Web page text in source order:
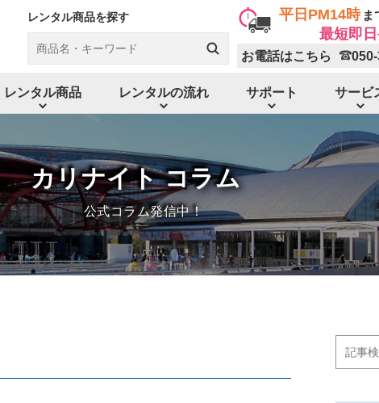
レンタル商品を探す 平日PM14時 ま
最短即
お電話はこちら
レンタル商品 レンタルの流れ サポート サービ
カリナイト コラム
公式コラム発信中！